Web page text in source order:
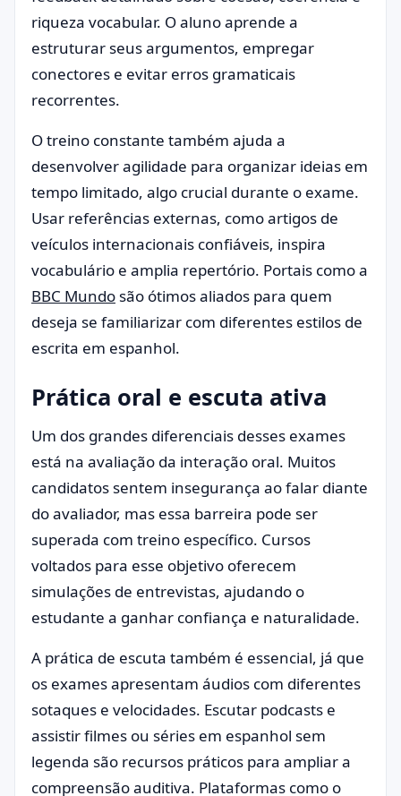
riqueza vocabular. O aluno aprende a
estruturar seus argumentos, empregar
conectores e evitar erros gramaticais
recorrentes.
O treino constante também ajuda a
desenvolver agilidade para organizar ideias em
tempo limitado, algo crucial durante o exame.
Usar referências externas, como artigos de
veículos internacionais confiáveis, inspira
vocabulário e amplia repertório. Portais como a
BBC Mundo são ótimos aliados para quem
deseja se familiarizar com diferentes estilos de
escrita em espanhol.
Prática oral e escuta ativa
Um dos grandes diferenciais desses exames
está na avaliação da interação oral. Muitos
candidatos sentem insegurança ao falar diante
do avaliador, mas essa barreira pode ser
superada com treino específico. Cursos
voltados para esse objetivo oferecem
simulações de entrevistas, ajudando o
estudante a ganhar confiança e naturalidade.
A prática de escuta também é essencial, já que
os exames apresentam áudios com diferentes
sotaques e velocidades. Escutar podcasts e
assistir filmes ou séries em espanhol sem
legenda são recursos práticos para ampliar a
compreensão auditiva. Plataformas como o